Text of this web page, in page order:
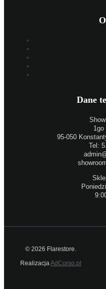
Dane
1go
95-050
Tel:
© 2026 Flarestore.
RealizacjaAdCorso.pl